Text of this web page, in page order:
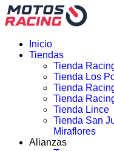
Inicio
Tiendas
Tienda
Tienda Los
Tienda
Tienda
Tienda Lince
Tienda San
Miraflores
Alianzas